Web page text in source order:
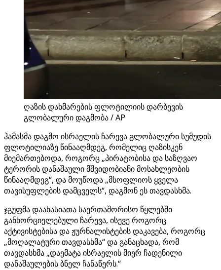
ღაზის დახმარების ფლოტილიის დარბევის
გლობალური დაგმობა / AP
ჰამასმა დაგმო ისრაელის ჩარევა გლობალური სუმუდის
ფლოტილიაზე წინააღმდეგ, რომელიც ღაზისკენ
მიემართებოდა, როგორც „პირატობისა და საზღვაო
ტერორის დანაშაული მშვიდობიანი მოსახლეობის
წინააღმდეგ“, და მოუწოდა „მსოფლიოს ყველა
თავისუფლების დამცველს“, დაგმონ ეს თავდასხმა.
ჯგუფმა დაახასიათა საერთაშორისო წყლებში
განხორციელებული ჩარევა, ისევე როგორც
აქტივისტებისა და ჟურნალისტების დაკავება, როგორც
„მოღალატური თავდასხმა“ და განაცხადა, რომ
თავდასხმა „დაემატა ისრაელის მიერ ჩადენილი
დანაშაულების ბნელ ჩანაწერს.“